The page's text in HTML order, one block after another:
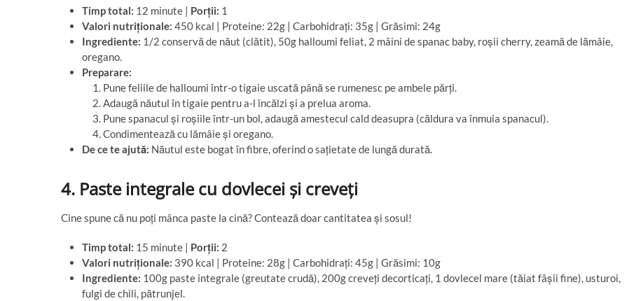
Timp total: 12 minute | Porții: 1
Valori nutriționale: 450 kcal | Proteine: 22g | Carbohidrați: 35g | Grăsimi: 24g
Ingrediente: 1/2 conservă de năut (clătit), 50g halloumi feliat, 2 mâini de spanac baby, roșii cherry, zeamă de lămâie,
oregano.
Preparare:
Pune feliile de halloumi într-o tigaie uscată până se rumenesc pe ambele părți.
Adaugă năutul în tigaie pentru a-l încălzi și a prelua aroma.
Pune spanacul și roșiile într-un bol, adaugă amestecul cald deasupra (căldura va înmuia spanacul).
Condimentează cu lămâie și oregano.
De ce te ajută: Năutul este bogat în fibre, oferind o sațietate de lungă durată.
4. Paste integrale cu dovlecei și creveți
Cine spune că nu poți mânca paste la cină? Contează doar cantitatea și sosul!
Timp total: 15 minute | Porții: 2
Valori nutriționale: 390 kcal | Proteine: 28g | Carbohidrați: 45g | Grăsimi: 10g
Ingrediente: 100g paste integrale (greutate crudă), 200g creveți decorticați, 1 dovlecel mare (tăiat fâșii fine), usturoi,
fulgi de chili, pătrunjel.